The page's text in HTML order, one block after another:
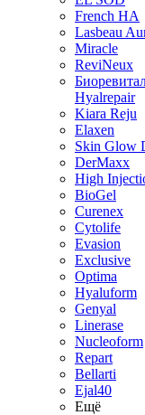
French HA
Lasbeau
Miracle
ReviNeux
Hyalrepair
Kiara Reju
Elaxen
Skin Glow
DerMaxx
High
BioGel
Curenex
Cytolife
Evasion
Exclusive
Optima
Hyaluform
Genyal
Linerase
Nucleoform
Repart
Bellarti
Ejal40
Ещё